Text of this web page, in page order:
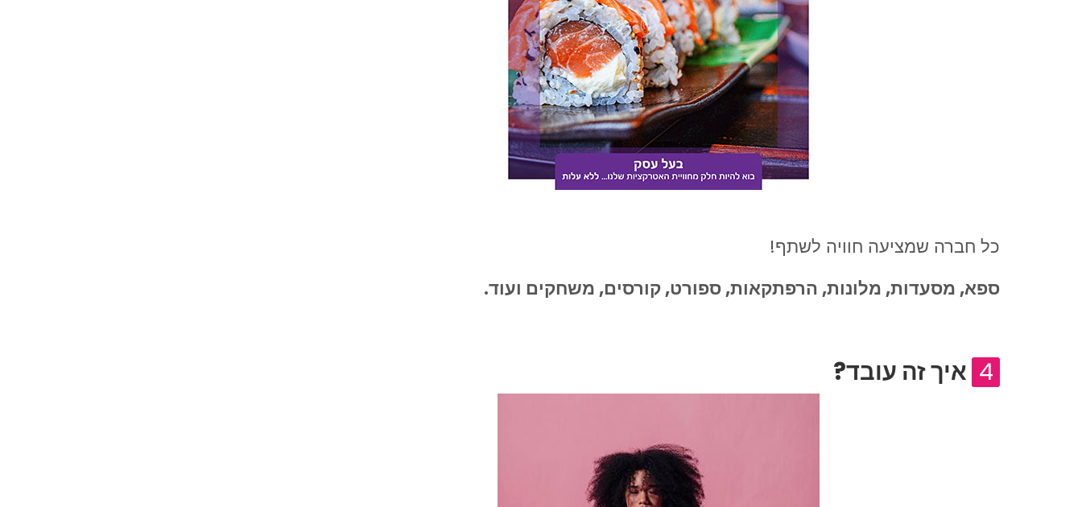
כל חברה שמציעה חוויה לשתף!
ספא, מסעדות, מלונות, הרפתקאות, ספורט, קורסים, משחקים ועוד.
4 איך זה עובד?